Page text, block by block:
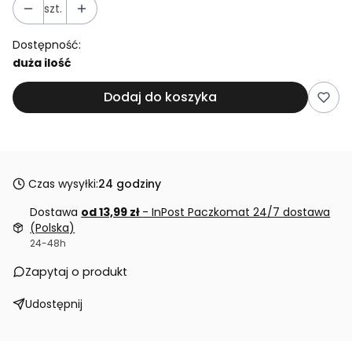
szt.
Dostępność:
duża ilość
Dodaj do koszyka
Czas wysyłki:24 godziny
Dostawa od 13,99 zł - InPost Paczkomat 24/7 dostawa
(Polska)
24-48h
Zapytaj o produkt
Udostępnij